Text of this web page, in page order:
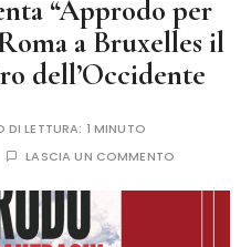
“Approdo per
a Bruxelles il
dell’Occidente
DI LETTURA: 1 MINUTO
LASCIA UN COMMENTO